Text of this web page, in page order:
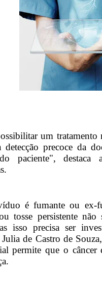
um tratamento
detecção precoce da
paciente",
é fumante ou ex-
tosse persistente
isso precisa ser
de Castro de
permite que o